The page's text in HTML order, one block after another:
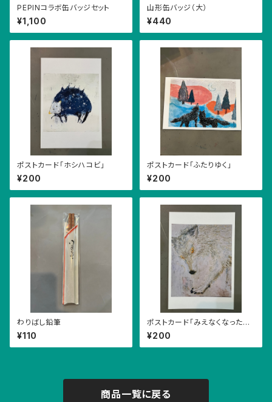
PEPINコラボ缶バッジセット
¥1,100
山形缶バッジ（大）
¥440
ポストカード「ホシハコビ」
¥200
ポストカード「ふたりゆく」
¥200
わりばし鉛筆
¥110
ポストカード「みえなくなったか
みさま」
¥200
商品一覧に戻る